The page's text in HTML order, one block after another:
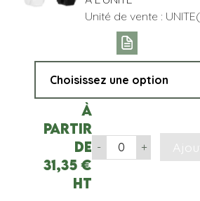
Unité de vente :
À
partir
de
31,35 €
HT
- +